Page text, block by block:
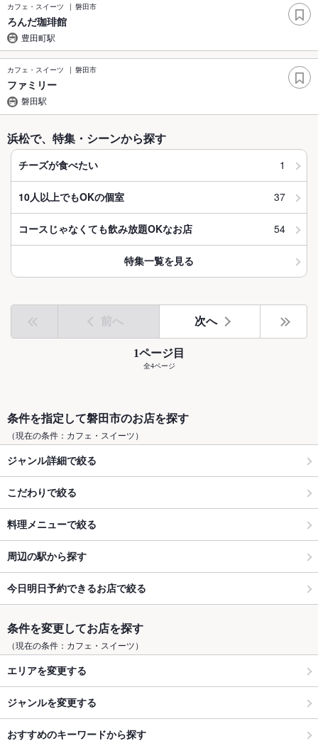
カフェ・スイーツ 磐田市
ろんだ珈琲館
豊田町駅
カフェ・スイーツ 磐田市
ファミリー
磐田駅
浜松で、特集・シーンから探す
チーズが食べたい 1
10人以上でもOKの個室 37
コースじゃなくても飲み放題OKなお店 54
特集一覧を見る
前へ 次へ
1ページ目
全4ページ
条件を指定して磐田市のお店を探す
（現在の条件：カフェ・スイーツ）
ジャンル詳細で絞る
こだわりで絞る
料理メニューで絞る
周辺の駅から探す
今日明日予約できるお店で絞る
条件を変更してお店を探す
（現在の条件：カフェ・スイーツ）
エリアを変更する
ジャンルを変更する
おすすめのキーワードから探す